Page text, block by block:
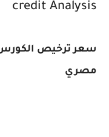
credit Analysis
مصري